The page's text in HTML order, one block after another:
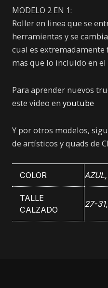
MODELO 2 EN 1:
Roller en linea que se
herramientas y se
cual es extremadamente
mas que lo incluido en el
Para aprender nuevos
este video en youtube
Y por otros modelos,
de artísticos y quads de
COLOR AZUL,
TALLE
CALZADO
27-